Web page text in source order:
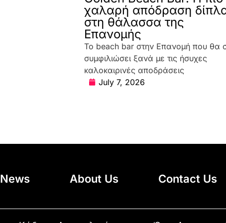
χαλαρή απόδραση
στη θάλασσα της
Επανομής
Το beach bar στην Επανομή που θα
συμφιλιώσει ξανά με τις ήσυχες
καλοκαιρινές αποδράσεις
July 7, 2026
News About Us Contact Us